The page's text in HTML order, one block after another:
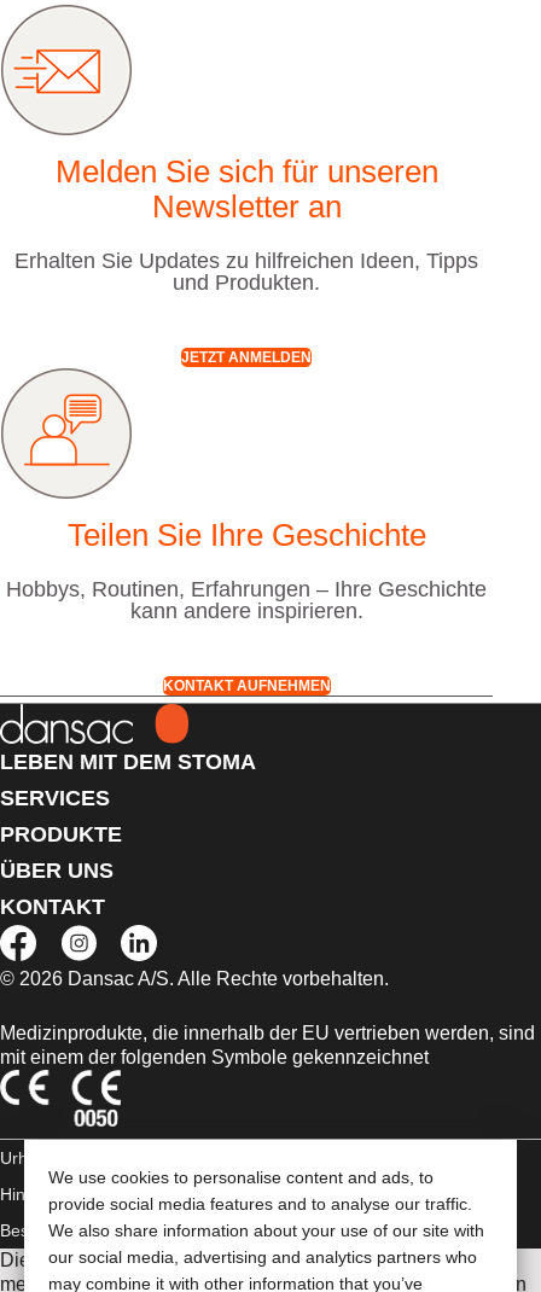
We use cookies to personalise content and ads, to
provide social media features and to analyse our traffic.
We also share information about your use of our site with
our social media, advertising and analytics partners who
may combine it with other information that you’ve
Melden Sie sich für unseren
Newsletter an
Erhalten Sie Updates zu hilfreichen Ideen, Tipps
und Produkten.
JETZT ANMELDEN
Teilen Sie Ihre Geschichte
Hobbys, Routinen, Erfahrungen – Ihre Geschichte
kann andere inspirieren.
KONTAKT AUFNEHMEN
LEBEN MIT DEM STOMA
SERVICES
PRODUKTE
ÜBER UNS
KONTAKT
© 2026 Dansac A/S. Alle Rechte vorbehalten.
Medizinprodukte, die innerhalb der EU vertrieben werden, sind
mit einem der folgenden Symbole gekennzeichnet
Urheberrechts-
Hinweis/Nutzungsbedingungen
Impressum
Datenschutz-
Bestimmungen Umgang mit Cookies
Die Informationen auf dieser Website sind nicht als
medizinische Beratung gedacht und sollen die Empfehlungen